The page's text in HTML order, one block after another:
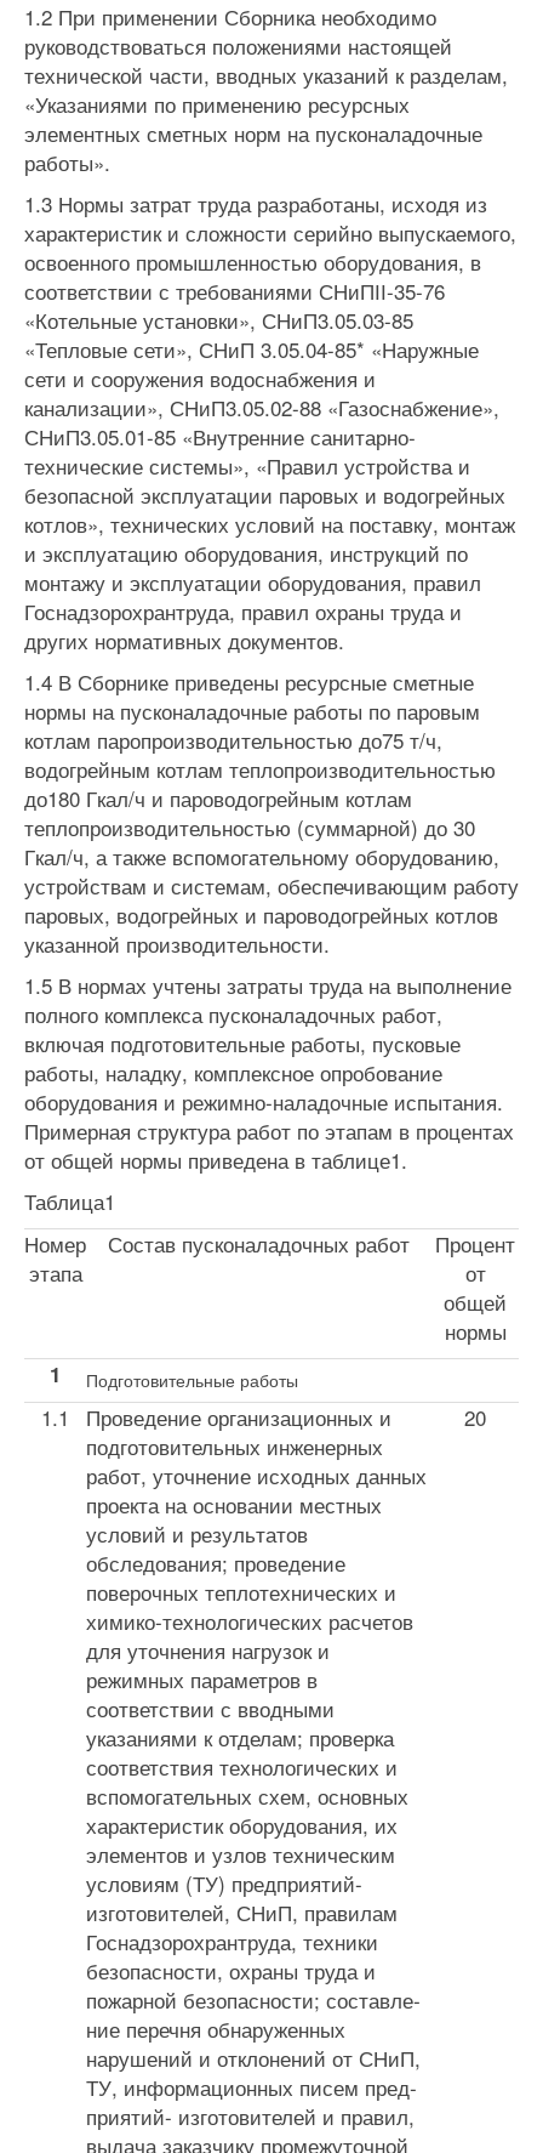
1.2 При применении Сборника необходимо
руководствоваться по­ложениями настоящей
технической части, вводных указаний к разде­лам,
«Указаниями по применению ресурсных
элементных сметных норм на пусконаладочные
работы».
1.3 Нормы затрат труда разработаны, исходя из
характеристик и сложности серийно выпускаемого,
освоенного промышленностью обору­дования, в
соответствии с требованиями СНиПІІ-35-76
«Котельные уста­новки», СНиП3.05.03-85
«Тепловые сети», СНиП 3.05.04-85* «Наружные
сети и сооружения водоснабжения и
канализации», СНиП3.05.02-88 «Га­зоснабжение»,
СНиП3.05.01-85 «Внутренние санитарно-
технические сис­темы», «Правил устройства и
безопасной эксплуатации паровых и водо­грейных
котлов», технических условий на поставку, монтаж
и эксплуатацию оборудования, инструкций по
монтажу и эксплуатации оборудования, пра­вил
Госнадзорохрантруда, правил охраны труда и
других нормативных документов.
1.4 В Сборнике приведены ресурсные сметные
нормы на пусконаладочные работы по паровым
котлам паропроизводительностью до75 т/ч,
водогрейным котлам теплопроизводительностью
до180 Гкал/ч и пароводогрейным котлам
теплопроизводительностью (суммарной) до 30
Гкал/ч, а также вспомогательному оборудованию,
устройствам и сис­темам, обеспечивающим работу
паровых, водогрейных и пароводогрейных котлов
указанной производительности.
1.5 В нормах учтены затраты труда на выполнение
полного ком­плекса пусконаладочных работ,
включая подготовительные работы, пусковые
работы, наладку, комплексное опробование
оборудования и режимно-наладочные испытания.
Примерная структура работ по эта­пам в процентах
от общей нормы приведена в таблице1.
Таблица1
Номер
этапа
Состав пусконаладочных работ
Процент
от
общей
нормы
1 Подготовительные работы
1.1
Проведение организационных и
подготовительных инженерных
работ, уточнение исходных данных
проекта на основании местных
условий и резуль­татов
обследования; проведение
поверочных теп­лотехнических и
химико-технологических расчетов
для уточнения нагрузок и
режимных параметров в
соответствии с вводными
указаниями к отделам; проверка
соответствия технологических и
вспомо­гательных схем, основных
характеристик оборудо­вания, их
элементов и узлов техническим
услови­ям (ТУ) предприятий-
изготовителей, СНиП, прави­лам
Госнадзорохрантруда, техники
безопасности, охраны труда и
пожарной безопасности; составле­
ние перечня обнаруженных
нарушений и отклоне­ний от СНиП,
ТУ, информационных писем пред­
приятий- изготовителей и правил,
выдача заказ­чику промежуточной
20